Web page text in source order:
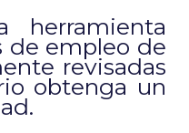
herramienta
de empleo de
revisadas
obtenga un